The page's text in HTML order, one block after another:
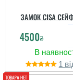
ЗАМОК CISA
4500₴
1